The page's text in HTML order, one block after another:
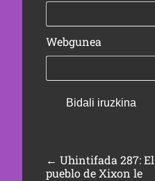
Webgunea
← Uhintifada 287: El
pueblo de Xixon le